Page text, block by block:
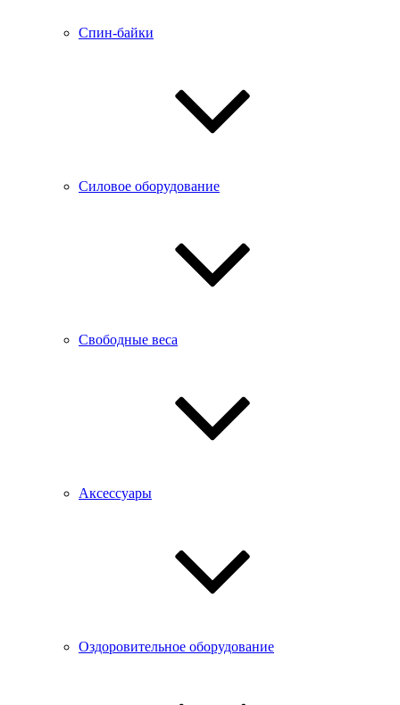
Спин-байки
Силовое оборудование
Свободные веса
Аксессуары
Оздоровительное оборудование